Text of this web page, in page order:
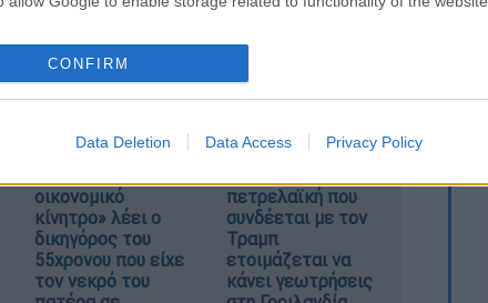
allow Google to enable storage related to personalization.
functionality and fraud prevention, and other user protection.
CONFIRM
Data Deletion Data Access Privacy Policy
οικονομικό
κίνητρο» λέει ο
δικηγόρος του
55χρονου που είχε
τον νεκρό του
πετρελαϊκή που
συνδέεται με τον
Τραμπ
ετοιμάζεται να
κάνει γεωτρήσεις